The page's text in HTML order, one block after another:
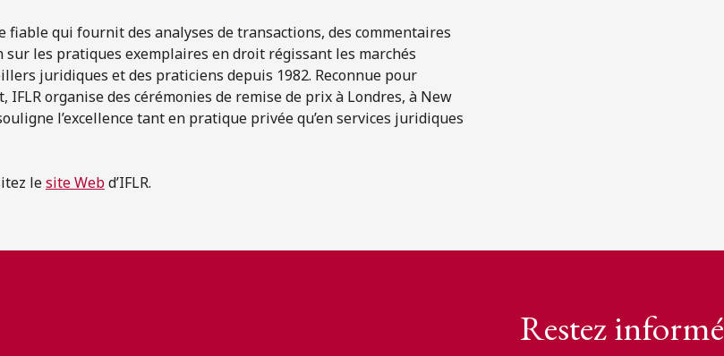
fiable qui fournit des analyses de transactions, des commentaires
sur les pratiques exemplaires en droit régissant les marchés
juridiques et des praticiens depuis 1982. Reconnue pour
IFLR organise des cérémonies de remise de prix à Londres, à New
l’excellence tant en pratique privée qu’en services juridiques
lesite Webd’IFLR.
Restez informé